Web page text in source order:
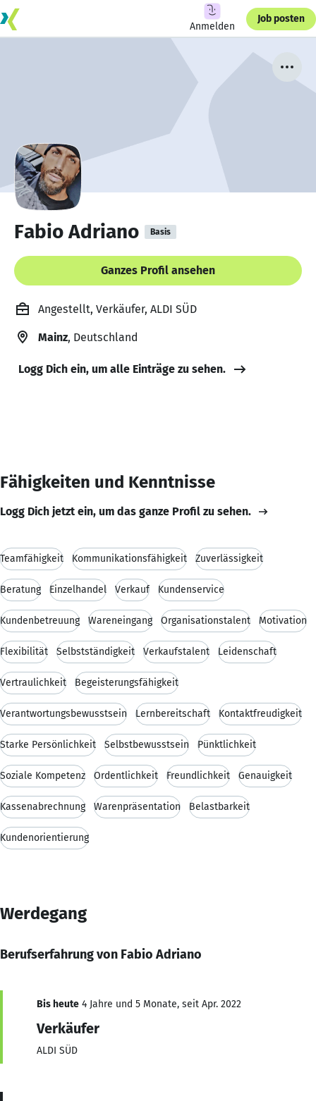
Anmelden
Job posten
Fabio Adriano Basis
Ganzes Profil ansehen
Angestellt, Verkäufer, ALDI SÜD
Mainz, Deutschland
Logg Dich ein, um alle Einträge zu sehen.
Fähigkeiten und Kenntnisse
Logg Dich jetzt ein, um das ganze Profil zu sehen.
Teamfähigkeit Kommunikationsfähigkeit Zuverlässigkeit
Beratung Einzelhandel Verkauf Kundenservice
Kundenbetreuung Wareneingang Organisationstalent Motivation
Flexibilität Selbstständigkeit Verkaufstalent Leidenschaft
Vertraulichkeit Begeisterungsfähigkeit
Verantwortungsbewusstsein Lernbereitschaft Kontaktfreudigkeit
Starke Persönlichkeit Selbstbewusstsein Pünktlichkeit
Soziale Kompetenz Ordentlichkeit Freundlichkeit Genauigkeit
Kassenabrechnung Warenpräsentation Belastbarkeit
Kundenorientierung
Werdegang
Berufserfahrung von Fabio Adriano
Bis heute 4 Jahre und 5 Monate, seit Apr. 2022
Verkäufer
ALDI SÜD